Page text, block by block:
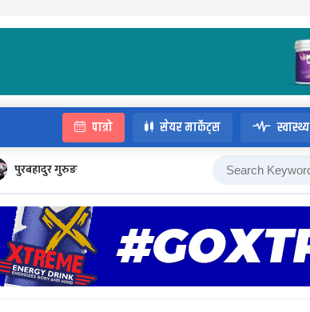
पात्रो सेयर मार्केट्स स्वास्थ्य
पुरबहादुर गुरुङ